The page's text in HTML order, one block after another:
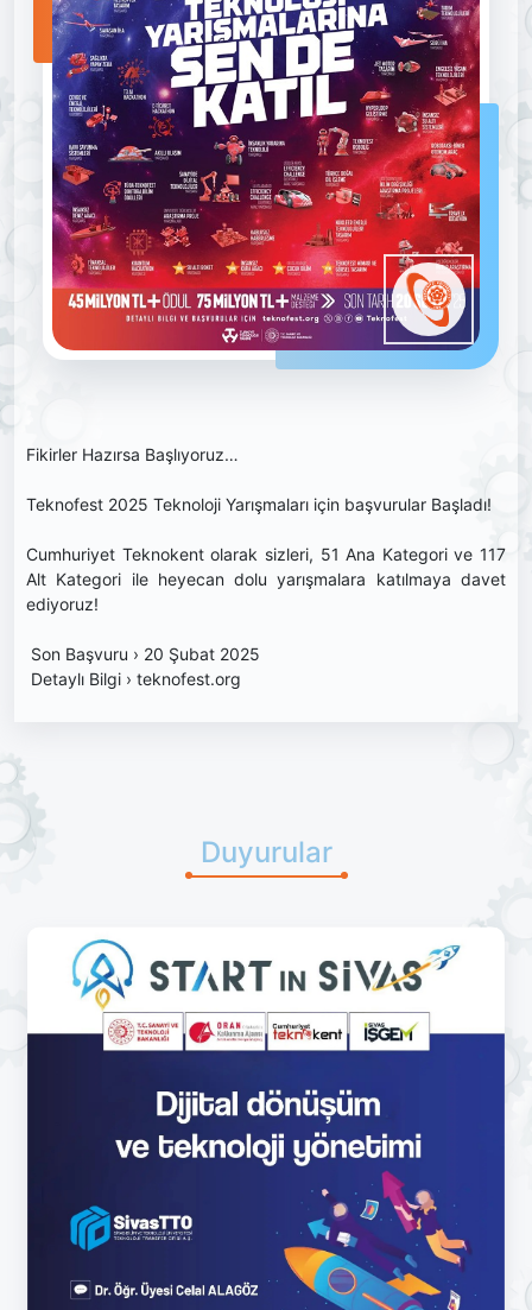
Fikirler Hazırsa Başlıyoruz…
Teknofest 2025 Teknoloji Yarışmaları için başvurular Başladı!
Cumhuriyet Teknokent olarak sizleri, 51 Ana Kategori ve 117
Alt Kategori ile heyecan dolu yarışmalara katılmaya davet
ediyoruz!
Son Başvuru › 20 Şubat 2025
Detaylı Bilgi › teknofest.org
Duyurular